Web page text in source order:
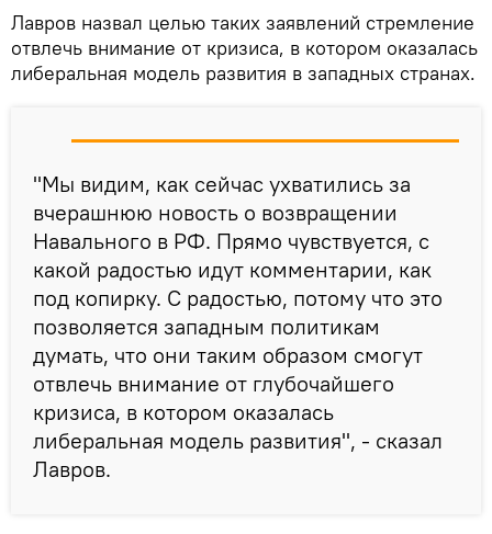
Лавров назвал целью таких заявлений стремление
отвлечь внимание от кризиса, в котором оказалась
либеральная модель развития в западных странах.
"Мы видим, как сейчас ухватились за
вчерашнюю новость о возвращении
Навального в РФ. Прямо чувствуется, с
какой радостью идут комментарии, как
под копирку. С радостью, потому что это
позволяется западным политикам
думать, что они таким образом смогут
отвлечь внимание от глубочайшего
кризиса, в котором оказалась
либеральная модель развития", - сказал
Лавров.